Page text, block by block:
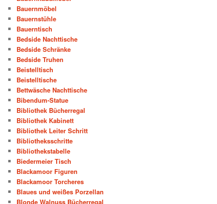
Bauernmöbel
Bauernstühle
Bauerntisch
Bedside Nachttische
Bedside Schränke
Bedside Truhen
Beistelltisch
Beistelltische
Bettwäsche Nachttische
Bibendum-Statue
Bibliothek Bücherregal
Bibliothek Kabinett
Bibliothek Leiter Schritt
Bibliotheksschritte
Bibliothekstabelle
Biedermeier Tisch
Blackamoor Figuren
Blackamoor Torcheres
Blaues und weißes Porzellan
Blonde Walnuss Bücherregal